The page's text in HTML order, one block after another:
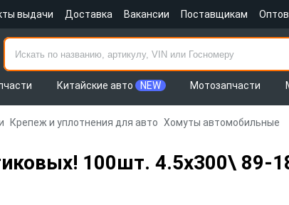
выдачи Доставка Вакансии Поставщикам
Китайские авто NEW Мотозапчасти
Крепеж и уплотнения для авто Хомуты автомобильные
100шт. 4.5х300\ 89-